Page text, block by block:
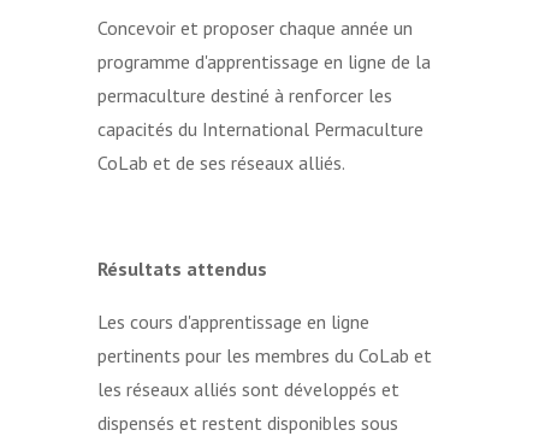
Concevoir et proposer chaque année un
programme d'apprentissage en ligne de la
permaculture destiné à renforcer les
capacités du International Permaculture
CoLab et de ses réseaux alliés.
Résultats attendus
Les cours d'apprentissage en ligne
pertinents pour les membres du CoLab et
les réseaux alliés sont développés et
dispensés et restent disponibles sous